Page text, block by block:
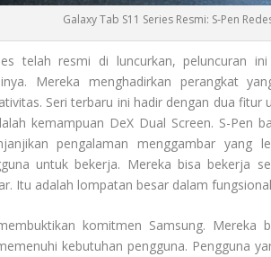
Galaxy Tab S11 Series Resmi: S‑Pen
telah resmi di luncurkan, peluncuran
Mereka menghadirkan perangkat
Seri terbaru ini hadir dengan dua fitur
kemampuan DeX Dual Screen. S-Pen
pengalaman menggambar yang
untuk bekerja. Mereka bisa bekerja
Itu adalah lompatan besar dalam
komitmen Samsung.
kebutuhan pengguna. Pengguna